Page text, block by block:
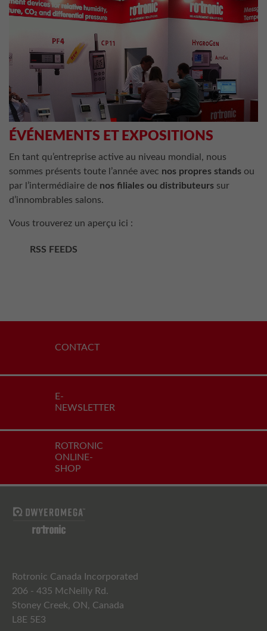
ÉVÉNEMENTS ET EXPOSITIONS
En tant qu’entreprise active au niveau mondial, nous
sommes présents toute l’année avec nos propres stands ou
par l’intermédiaire de nos filiales ou distributeurs sur
d’innombrables salons.
Vous trouverez un aperçu ici :
RSS FEEDS
CONTACT
E-
NEWSLETTER
ROTRONIC
ONLINE-
SHOP
Rotronic Canada Incorporated
206 - 435 McNeilly Rd.
Stoney Creek, ON, Canada
L8E 5E3